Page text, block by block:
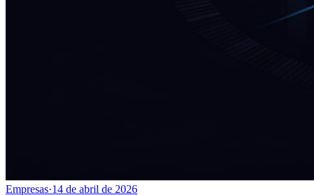
Empresas·14 de abril de 2026